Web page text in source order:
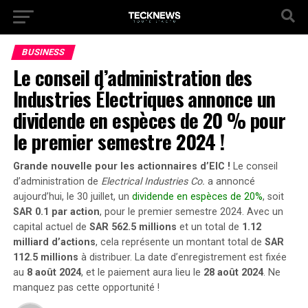
BUSINESS
Le conseil d’administration des
Industries Électriques annonce un
dividende en espèces de 20 % pour
le premier semestre 2024 !
Grande nouvelle pour les actionnaires d’EIC ! Le conseil
d’administration de Electrical Industries Co. a annoncé
aujourd’hui, le 30 juillet, un dividende en espèces de 20%, soit
SAR 0.1 par action, pour le premier semestre 2024. Avec un
capital actuel de SAR 562.5 millions et un total de 1.12
milliard d’actions, cela représente un montant total de SAR
112.5 millions à distribuer. La date d’enregistrement est fixée
au 8 août 2024, et le paiement aura lieu le 28 août 2024. Ne
manquez pas cette opportunité !